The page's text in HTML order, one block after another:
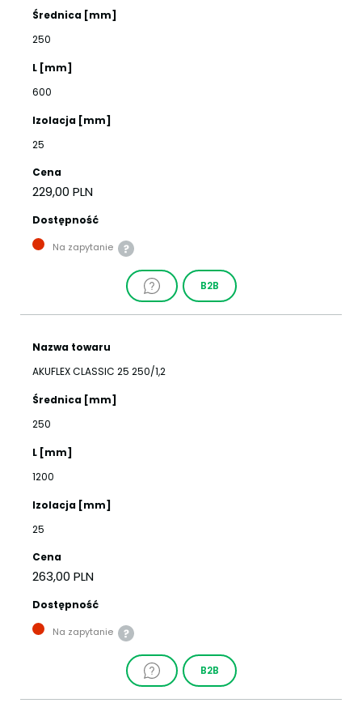
Średnica [mm]
250
L [mm]
600
Izolacja [mm]
25
Cena
229,00 PLN
Dostępność
Na zapytanie
B2B
Nazwa towaru
AKUFLEX CLASSIC 25 250/1,2
Średnica [mm]
250
L [mm]
1200
Izolacja [mm]
25
Cena
263,00 PLN
Dostępność
Na zapytanie
B2B